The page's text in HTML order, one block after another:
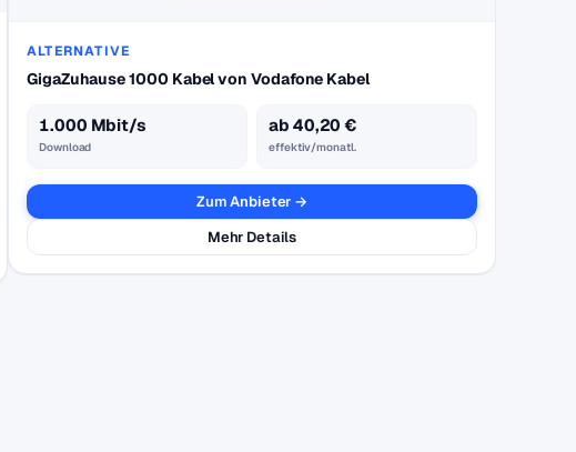
ALTERNATIVE
GigaZuhause 1000 Kabel von Vodafone Kabel
1.000 Mbit/s
Download
ab 40,20 €
effektiv/monatl.
Zum Anbieter →
Mehr Details